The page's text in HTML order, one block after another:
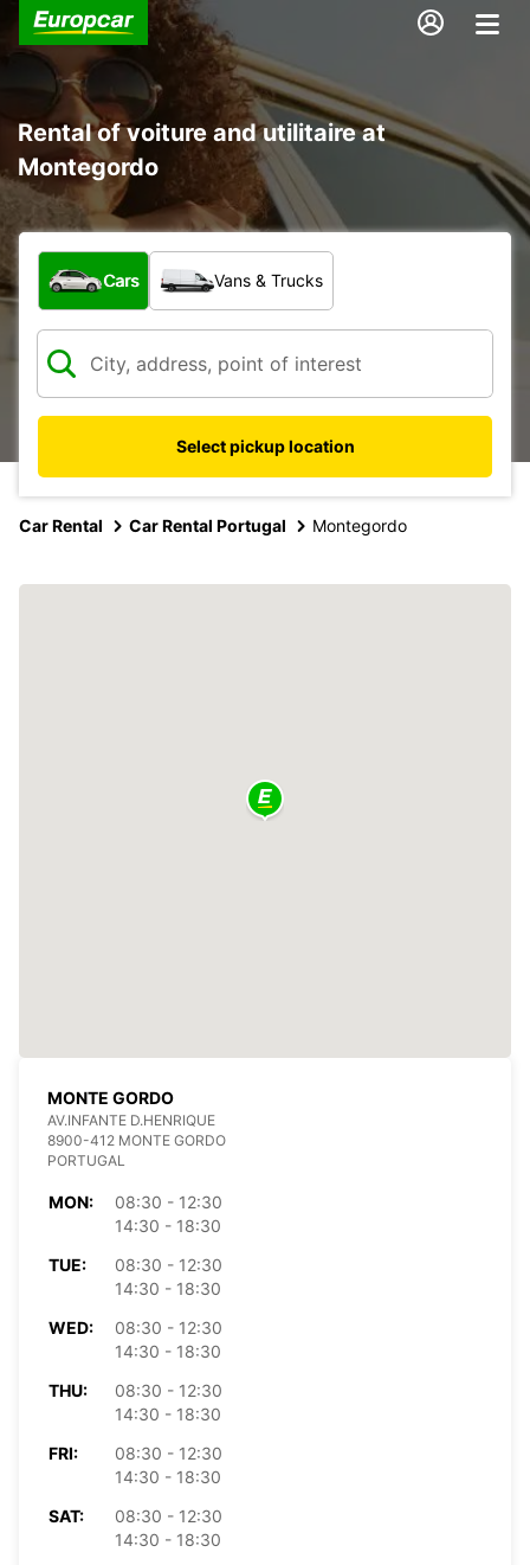
Rental of voiture and utilitaire at
Montegordo
What type of vehicle?
Cars Vans & Trucks
Select pickup location
Car Rental Car Rental Portugal Montegordo
MONTE GORDO
AV.INFANTE D.HENRIQUE
8900-412 MONTE GORDO
PORTUGAL
MON:
08:30 - 12:30
14:30 - 18:30
TUE:
08:30 - 12:30
14:30 - 18:30
WED:
08:30 - 12:30
14:30 - 18:30
THU:
08:30 - 12:30
14:30 - 18:30
FRI:
08:30 - 12:30
14:30 - 18:30
SAT:
08:30 - 12:30
14:30 - 18:30